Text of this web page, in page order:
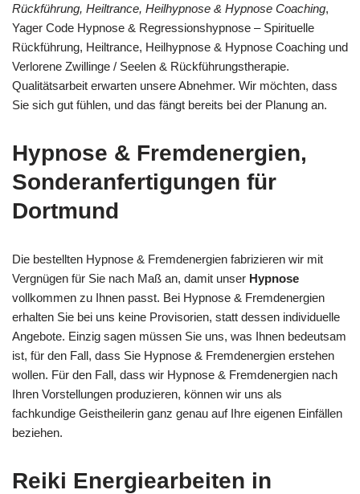
Rückführung, Heiltrance, Heilhypnose & Hypnose Coaching,
Yager Code Hypnose & Regressionshypnose – Spirituelle
Rückführung, Heiltrance, Heilhypnose & Hypnose Coaching und
Verlorene Zwillinge / Seelen & Rückführungstherapie.
Qualitätsarbeit erwarten unsere Abnehmer. Wir möchten, dass
Sie sich gut fühlen, und das fängt bereits bei der Planung an.
Hypnose & Fremdenergien,
Sonderanfertigungen für
Dortmund
Die bestellten Hypnose & Fremdenergien fabrizieren wir mit
Vergnügen für Sie nach Maß an, damit unser Hypnose
vollkommen zu Ihnen passt. Bei Hypnose & Fremdenergien
erhalten Sie bei uns keine Provisorien, statt dessen individuelle
Angebote. Einzig sagen müssen Sie uns, was Ihnen bedeutsam
ist, für den Fall, dass Sie Hypnose & Fremdenergien erstehen
wollen. Für den Fall, dass wir Hypnose & Fremdenergien nach
Ihren Vorstellungen produzieren, können wir uns als
fachkundige Geistheilerin ganz genau auf Ihre eigenen Einfällen
beziehen.
Reiki Energiearbeiten in